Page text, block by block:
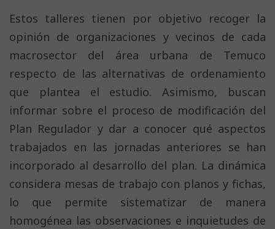
Estos talleres tienen por objetivo recoger la
opinión de organizaciones y vecinos de cada
macrosector del área urbana de Temuco
respecto de las alternativas de ordenamiento
que plantea el estudio. Asimismo, buscan
informar sobre el proceso de modificación del
Plan Regulador y dar a conocer qué aspectos
trabajados en las jornadas anteriores se han
incorporado al desarrollo del plan. La dinámica
considera mesas de trabajo con planos y fichas,
lo que permite sistematizar de manera
homogénea las observaciones e inquietudes de